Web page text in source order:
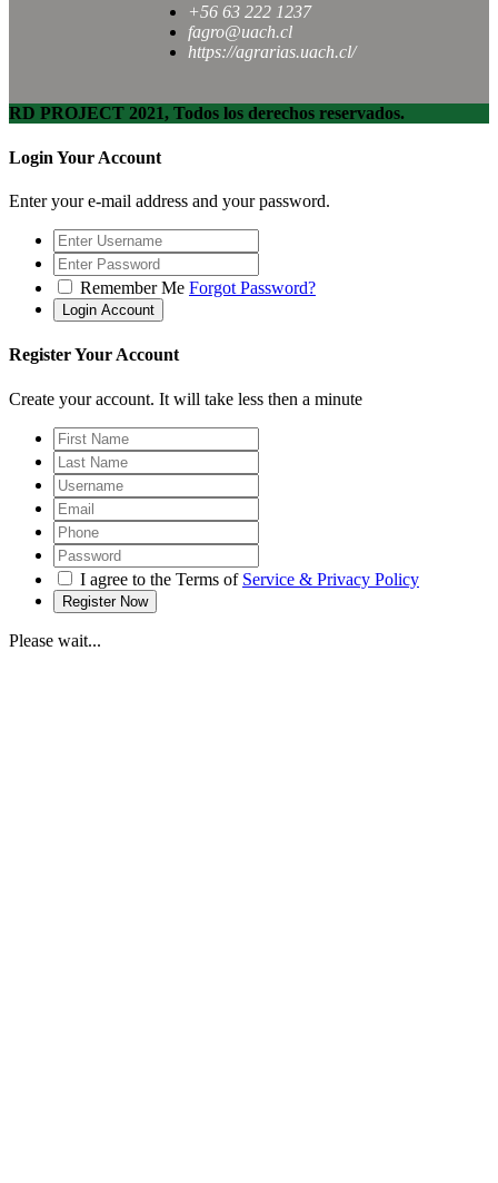
+56 63 222 1237
fagro@uach.cl
https://agrarias.uach.cl/
RD PROJECT 2021, Todos los derechos reservados.
Login Your Account
Enter your e-mail address and your password.
Remember Me Forgot Password?
Register Your Account
Create your account. It will take less then a minute
I agree to the Terms of Service & Privacy Policy
Please wait...